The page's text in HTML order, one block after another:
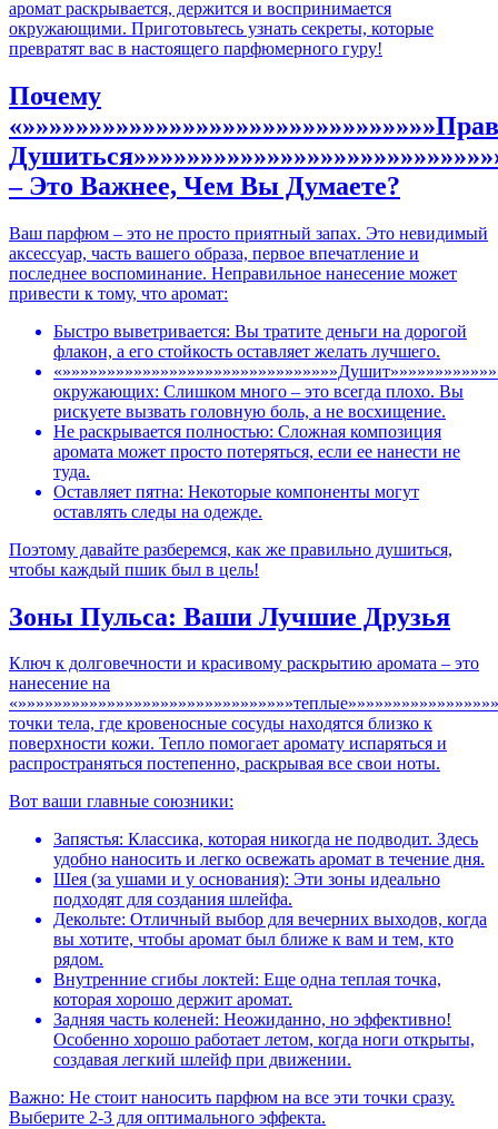
аромат раскрывается, держится и воспринимается
окружающими. Приготовьтесь узнать секреты, которые
превратят вас в настоящего парфюмерного гуру!
Почему
– Это Важнее, Чем Вы Думаете?
Ваш парфюм – это не просто приятный запах. Это невидимый
аксессуар, часть вашего образа, первое впечатление и
последнее воспоминание. Неправильное нанесение может
привести к тому, что аромат:
Быстро выветривается: Вы тратите деньги на дорогой
флакон, а его стойкость оставляет желать лучшего.
окружающих: Слишком много – это всегда плохо. Вы
рискуете вызвать головную боль, а не восхищение.
Не раскрывается полностью: Сложная композиция
аромата может просто потеряться, если ее нанести не
туда.
Оставляет пятна: Некоторые компоненты могут
оставлять следы на одежде.
Поэтому давайте разберемся, как же правильно душиться,
чтобы каждый пшик был в цель!
Зоны Пульса: Ваши Лучшие Друзья
Ключ к долговечности и красивому раскрытию аромата – это
нанесение на
точки тела, где кровеносные сосуды находятся близко к
поверхности кожи. Тепло помогает аромату испаряться и
распространяться постепенно, раскрывая все свои ноты.
Вот ваши главные союзники:
Запястья: Классика, которая никогда не подводит. Здесь
удобно наносить и легко освежать аромат в течение дня.
Шея (за ушами и у основания): Эти зоны идеально
подходят для создания шлейфа.
Декольте: Отличный выбор для вечерних выходов, когда
вы хотите, чтобы аромат был ближе к вам и тем, кто
рядом.
Внутренние сгибы локтей: Еще одна теплая точка,
которая хорошо держит аромат.
Задняя часть коленей: Неожиданно, но эффективно!
Особенно хорошо работает летом, когда ноги открыты,
создавая легкий шлейф при движении.
Важно: Не стоит наносить парфюм на все эти точки сразу.
Выберите 2-3 для оптимального эффекта.